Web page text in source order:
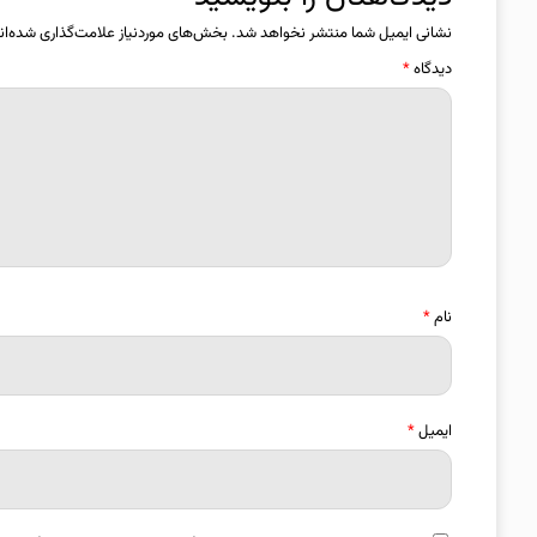
نشانی ایمیل شما منتشر نخواهد شد. بخش‌های موردنیاز علامت‌گذاری
دیدگاه*
نام*
ایمیل*